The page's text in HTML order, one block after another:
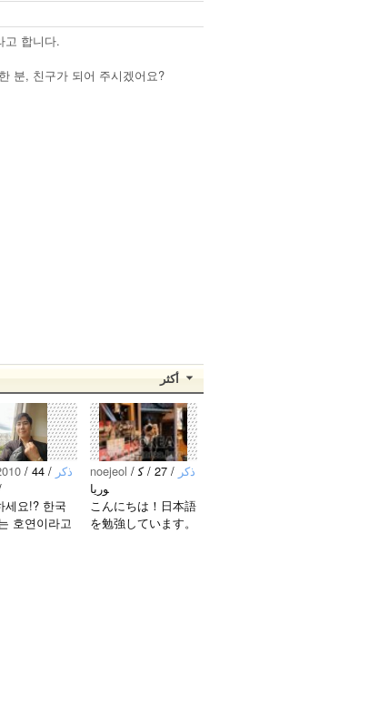
고 합니다.
분, 친구가 되어 주시겠어요?
أكثر
/ ‏‏ذكر
/ 44
세요!? 한국
호연이라고
noejeol / ‏‏ذكر
/ 27 / ك
وريا
こんにちは！日本語
を勉強しています。